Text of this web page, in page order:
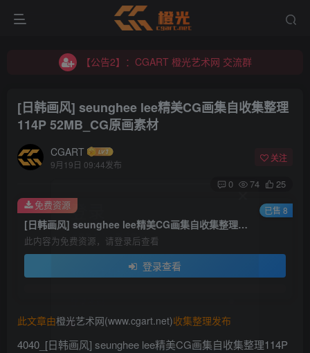
【公告2】：CGART 橙光艺术网 交流群
【公告2】：CGART 橙光艺术网 交流群
[日韩画风] seunghee lee精美CG画集自收集整理
114P 52MB_CG原画素材
CGART
9月19日 09:44发布
关注
0 74 25
[日韩画风] seunghee lee精美CG画集自收集整理114P 52MB_CG原画素材
此内容为免费资源，请登录后查看
登录查看
免费资源 已售 8
此文章由橙光艺术网(www.cgart.net)收集整理发布
4040_[日韩画风] seunghee lee精美CG画集自收集整理114P
登录
没有账号？立即注册
用户名/手机号/邮箱
记住登录 找回密码